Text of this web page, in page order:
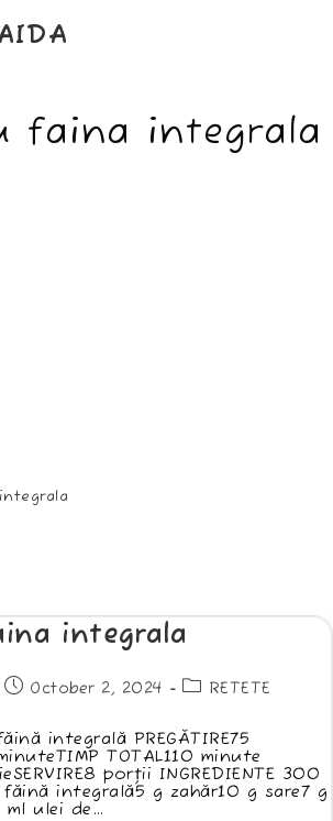
faina integrala
integrala
PostOctober 2, 2024
PostRETETE
integrală PREGĂTIRE75
TOTAL110 minute
porții INGREDIENTE 300
integrală5 g zahăr10 g sare7 g
ulei de…